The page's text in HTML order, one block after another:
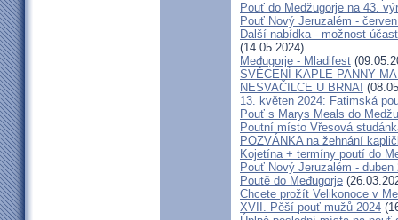
Pouť do Medžugorje na 43.
Pouť Nový Jeruzalém -
Další nabídka - možnost
(14.05.2024)
Međugorje - Mladifest
SVĚCENÍ KAPLE PANNY
NESVAČILCE U BRNA!
13. květen 2024: Fatimská
Pouť s Marys Meals do
Poutní místo Vřesová
POZVÁNKA na žehnání
Kojetína + termíny poutí do
Pouť Nový Jeruzalém - duben
Poutě do Međugorje
Chcete prožít Velikonoce v
XVII. Pěší pouť mužů 2024